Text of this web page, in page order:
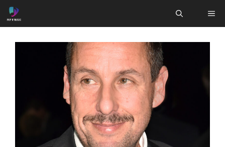
Aller
au